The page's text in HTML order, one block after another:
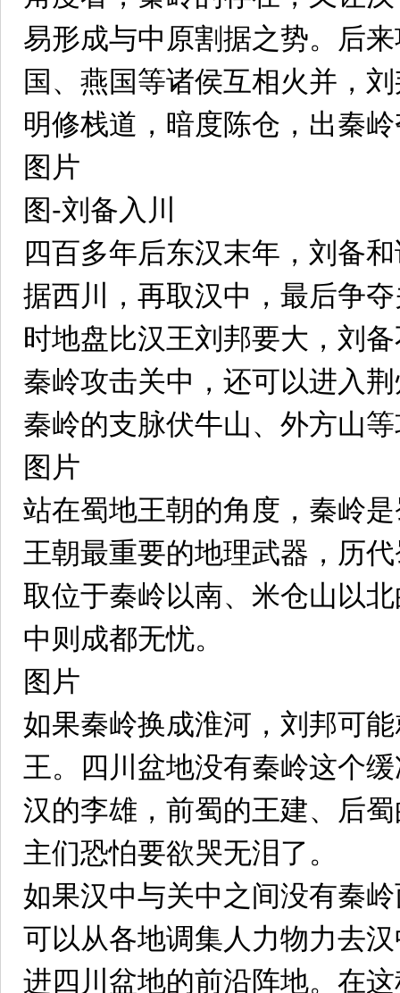
易形成与中原割据之势。后
国、燕国等诸侯互相火并，
明修栈道，暗度陈仓，出秦
图片
图-刘备入川
四百多年后东汉末年，刘备
据西川，再取汉中，最后争
时地盘比汉王刘邦要大，刘
秦岭攻击关中，还可以进入
秦岭的支脉伏牛山、外方山
图片
站在蜀地王朝的角度，秦岭
王朝最重要的地理武器，历
取位于秦岭以南、米仓山以
中则成都无忧。
图片
如果秦岭换成淮河，刘邦可
王。四川盆地没有秦岭这个
汉的李雄，前蜀的王建、后
主们恐怕要欲哭无泪了。
如果汉中与关中之间没有秦
可以从各地调集人力物力去
进四川盆地的前沿阵地。在